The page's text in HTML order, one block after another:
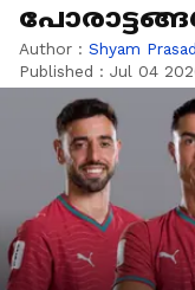
Author : Shyam Prasad
Published : Jul 04